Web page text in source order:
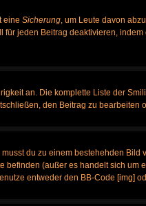
eine Sicherung, um Leute davon
jeden Beitrag deaktivieren,
an. Die komplette Liste der
den Beitrag zu bearbeiten
du zu einem bestehehden Bild
(außer es handelt sich um
entweder den BB-Code [img]